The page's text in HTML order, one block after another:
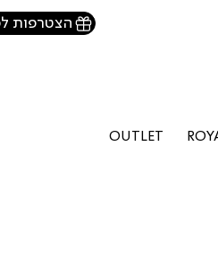
OUTLET
הצטרפות